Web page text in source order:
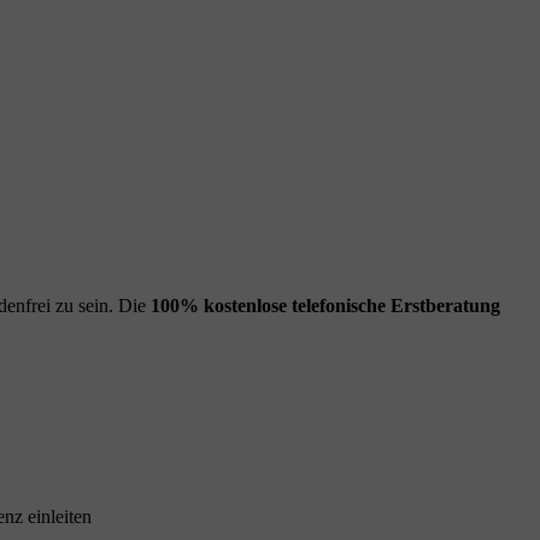
zu sein. Die 100% kostenlose telefonische Erstberatung
einleiten